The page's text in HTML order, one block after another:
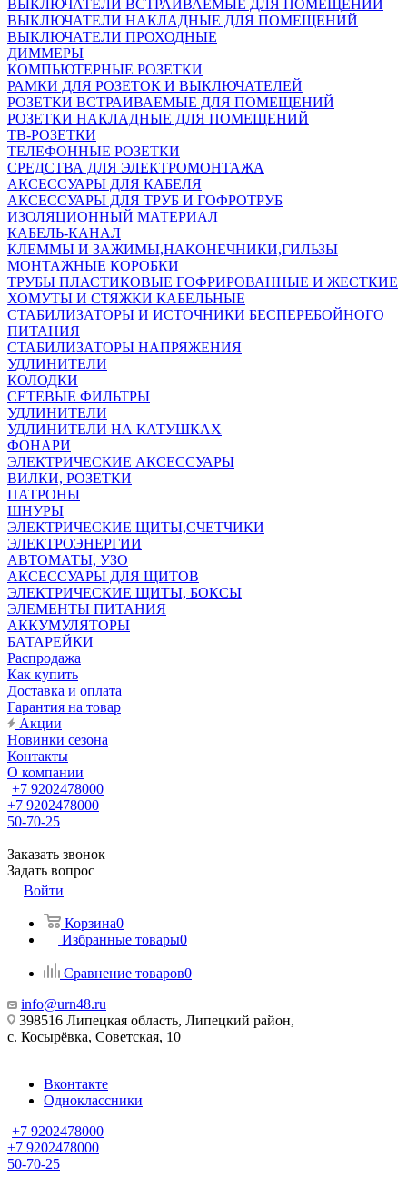
ВЫКЛЮЧАТЕЛИ ВСТРАИВАЕМЫЕ ДЛЯ ПОМЕЩЕНИЙ
ВЫКЛЮЧАТЕЛИ НАКЛАДНЫЕ ДЛЯ ПОМЕЩЕНИЙ
ВЫКЛЮЧАТЕЛИ ПРОХОДНЫЕ
ДИММЕРЫ
КОМПЬЮТЕРНЫЕ РОЗЕТКИ
РАМКИ ДЛЯ РОЗЕТОК И ВЫКЛЮЧАТЕЛЕЙ
РОЗЕТКИ ВСТРАИВАЕМЫЕ ДЛЯ ПОМЕЩЕНИЙ
РОЗЕТКИ НАКЛАДНЫЕ ДЛЯ ПОМЕЩЕНИЙ
ТВ-РОЗЕТКИ
ТЕЛЕФОННЫЕ РОЗЕТКИ
СРЕДСТВА ДЛЯ ЭЛЕКТРОМОНТАЖА
АКСЕССУАРЫ ДЛЯ КАБЕЛЯ
АКСЕССУАРЫ ДЛЯ ТРУБ И ГОФРОТРУБ
ИЗОЛЯЦИОННЫЙ МАТЕРИАЛ
КАБЕЛЬ-КАНАЛ
КЛЕММЫ И ЗАЖИМЫ,НАКОНЕЧНИКИ,ГИЛЬЗЫ
МОНТАЖНЫЕ КОРОБКИ
ТРУБЫ ПЛАСТИКОВЫЕ ГОФРИРОВАННЫЕ И ЖЕСТКИЕ
ХОМУТЫ И СТЯЖКИ КАБЕЛЬНЫЕ
СТАБИЛИЗАТОРЫ И ИСТОЧНИКИ БЕСПЕРЕБОЙНОГО
ПИТАНИЯ
СТАБИЛИЗАТОРЫ НАПРЯЖЕНИЯ
УДЛИНИТЕЛИ
КОЛОДКИ
СЕТЕВЫЕ ФИЛЬТРЫ
УДЛИНИТЕЛИ
УДЛИНИТЕЛИ НА КАТУШКАХ
ФОНАРИ
ЭЛЕКТРИЧЕСКИЕ АКСЕССУАРЫ
ВИЛКИ, РОЗЕТКИ
ПАТРОНЫ
ШНУРЫ
ЭЛЕКТРИЧЕСКИЕ ЩИТЫ,СЧЕТЧИКИ
ЭЛЕКТРОЭНЕРГИИ
АВТОМАТЫ, УЗО
АКСЕССУАРЫ ДЛЯ ЩИТОВ
ЭЛЕКТРИЧЕСКИЕ ЩИТЫ, БОКСЫ
ЭЛЕМЕНТЫ ПИТАНИЯ
АККУМУЛЯТОРЫ
БАТАРЕЙКИ
Распродажа
Как купить
Доставка и оплата
Гарантия на товар
Акции
Новинки сезона
Контакты
О компании
+7 9202478000
+7 9202478000
50-70-25
Заказать звонок
Задать вопрос
Войти
Корзина0
Избранные товары0
Сравнение товаров0
info@urn48.ru
398516 Липецкая область, Липецкий район,
с. Косырёвка, Советская, 10
Вконтакте
Одноклассники
+7 9202478000
+7 9202478000
50-70-25